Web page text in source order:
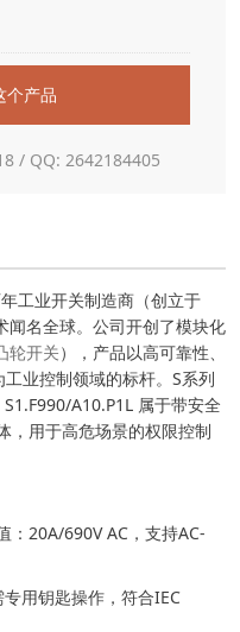
个产品
/ QQ: 2642184405
工业开关制造商（创立于
闻名全球。公司开创了模块化
轮开关），产品以高可靠性、
业控制领域的标杆。S系列
A10.P1L 属于带安全
，用于高危场景的权限控制
：20A/690V AC，支持AC-
用钥匙操作，符合IEC